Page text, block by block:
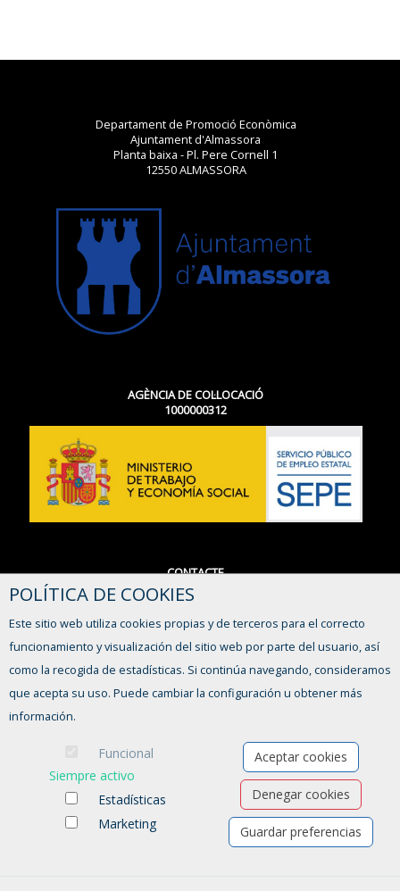
Departament de Promoció Econòmica
Ajuntament d'Almassora
Planta baixa - Pl. Pere Cornell 1
12550 ALMASSORA
AGÈNCIA DE COL·LOCACIÓ
1000000312
CONTACTE
964 560 001 Ext. 2033
Formulari de contacte
POLÍTICA DE COOKIES
Este sitio web utiliza cookies propias y de terceros para el correcto
funcionamiento y visualización del sitio web por parte del usuario, así
como la recogida de estadísticas. Si continúa navegando, consideramos
que acepta su uso. Puede cambiar la configuración u obtener más
información.
Funcional
Siempre activo
Estadísticas
Marketing
Aceptar cookies
Denegar cookies
Guardar preferencias